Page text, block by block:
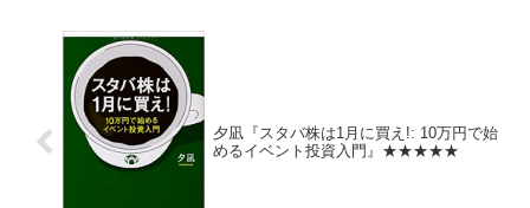
夕凪『スタバ株は1月に買え!: 10万円で始
めるイベント投資入門』★★★★★